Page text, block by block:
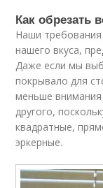
Как обрезать
Наши
нашего вкуса,
Даже если мы
покрывало для
меньше
другого,
квадратные,
эркерные.